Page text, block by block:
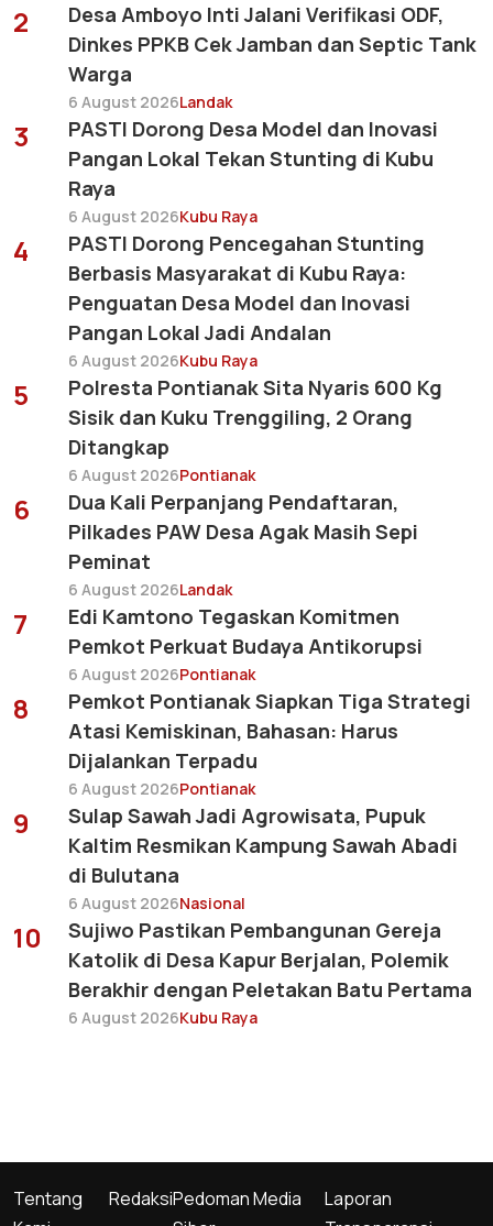
2
Desa Amboyo Inti Jalani Verifikasi ODF,
Dinkes PPKB Cek Jamban dan Septic Tank
Warga
6 August 2026Landak
3
PASTI Dorong Desa Model dan Inovasi
Pangan Lokal Tekan Stunting di Kubu
Raya
6 August 2026Kubu Raya
4
PASTI Dorong Pencegahan Stunting
Berbasis Masyarakat di Kubu Raya:
Penguatan Desa Model dan Inovasi
Pangan Lokal Jadi Andalan
6 August 2026Kubu Raya
5
Polresta Pontianak Sita Nyaris 600 Kg
Sisik dan Kuku Trenggiling, 2 Orang
Ditangkap
6 August 2026Pontianak
6
Dua Kali Perpanjang Pendaftaran,
Pilkades PAW Desa Agak Masih Sepi
Peminat
6 August 2026Landak
7
Edi Kamtono Tegaskan Komitmen
Pemkot Perkuat Budaya Antikorupsi
6 August 2026Pontianak
8
Pemkot Pontianak Siapkan Tiga Strategi
Atasi Kemiskinan, Bahasan: Harus
Dijalankan Terpadu
6 August 2026Pontianak
9
Sulap Sawah Jadi Agrowisata, Pupuk
Kaltim Resmikan Kampung Sawah Abadi
di Bulutana
6 August 2026Nasional
10
Sujiwo Pastikan Pembangunan Gereja
Katolik di Desa Kapur Berjalan, Polemik
Berakhir dengan Peletakan Batu Pertama
6 August 2026Kubu Raya
Tentang
RedaksiPedoman Media
Laporan